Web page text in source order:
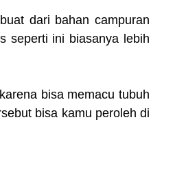
dari bahan campuran
seperti ini biasanya lebih
bisa memacu tubuh
bisa kamu peroleh di